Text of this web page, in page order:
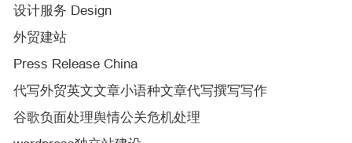
设计服务 Design
外贸建站
Press Release China
代写外贸英文文章小语种文章代写撰写写作
谷歌负面处理舆情公关危机处理